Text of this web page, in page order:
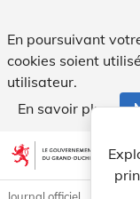
En poursuivant
cookies soient
utilisateur.
En savoir plus
Aller au contenu